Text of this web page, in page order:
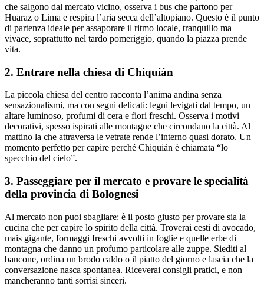
che salgono dal mercato vicino, osserva i bus che partono per
Huaraz o Lima e respira l’aria secca dell’altopiano. Questo è il punto
di partenza ideale per assaporare il ritmo locale, tranquillo ma
vivace, soprattutto nel tardo pomeriggio, quando la piazza prende
vita.
2. Entrare nella chiesa di Chiquián
La piccola chiesa del centro racconta l’anima andina senza
sensazionalismi, ma con segni delicati: legni levigati dal tempo, un
altare luminoso, profumi di cera e fiori freschi. Osserva i motivi
decorativi, spesso ispirati alle montagne che circondano la città. Al
mattino la che attraversa le vetrate rende l’interno quasi dorato. Un
momento perfetto per capire perché Chiquián è chiamata “lo
specchio del cielo”.
3. Passeggiare per il mercato e provare le specialità
della provincia di Bolognesi
Al mercato non puoi sbagliare: è il posto giusto per provare sia la
cucina che per capire lo spirito della città. Troverai cesti di avocado,
mais gigante, formaggi freschi avvolti in foglie e quelle erbe di
montagna che danno un profumo particolare alle zuppe. Siediti al
bancone, ordina un brodo caldo o il piatto del giorno e lascia che la
conversazione nasca spontanea. Riceverai consigli pratici, e non
mancheranno tanti sorrisi sinceri.